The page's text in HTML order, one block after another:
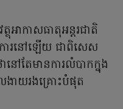
អាកាសធាតុអន្តរជាតិ
ការនៅឡើយ ជាពិសេស
នៅតែមានការលំបាកក្នុង
ងាយរងគ្រោះបំផុត